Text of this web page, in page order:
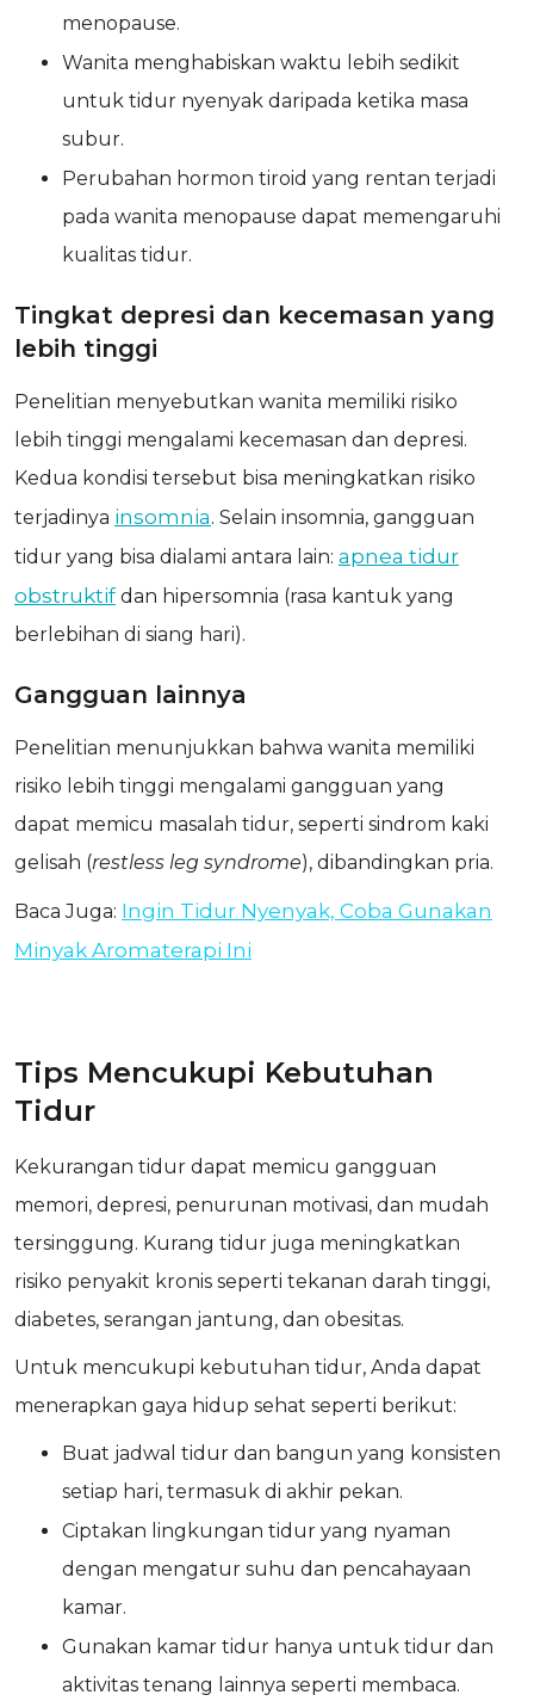
menopause.
Wanita menghabiskan waktu lebih sedikit
untuk tidur nyenyak daripada ketika masa
subur.
Perubahan hormon tiroid yang rentan terjadi
pada wanita menopause dapat memengaruhi
kualitas tidur.
Tingkat depresi dan kecemasan yang
lebih tinggi
Penelitian menyebutkan wanita memiliki risiko
lebih tinggi mengalami kecemasan dan depresi.
Kedua kondisi tersebut bisa meningkatkan risiko
terjadinya insomnia. Selain insomnia, gangguan
tidur yang bisa dialami antara lain: apnea tidur
obstruktifdan hipersomnia (rasa kantuk yang
berlebihan di siang hari).
Gangguan lainnya
Penelitian menunjukkan bahwa wanita memiliki
risiko lebih tinggi mengalami gangguan yang
dapat memicu masalah tidur, seperti sindrom kaki
gelisah (restless leg syndrome), dibandingkan pria.
Baca Juga: Ingin Tidur Nyenyak, Coba Gunakan
Minyak Aromaterapi Ini
Tips Mencukupi Kebutuhan
Tidur
Kekurangan tidur dapat memicu gangguan
memori, depresi, penurunan motivasi, dan mudah
tersinggung. Kurang tidur juga meningkatkan
risiko penyakit kronis seperti tekanan darah tinggi,
diabetes, serangan jantung, dan obesitas.
Untuk mencukupi kebutuhan tidur, Anda dapat
menerapkan gaya hidup sehat seperti berikut:
Buat jadwal tidur dan bangun yang konsisten
setiap hari, termasuk di akhir pekan.
Ciptakan lingkungan tidur yang nyaman
dengan mengatur suhu dan pencahayaan
kamar.
Gunakan kamar tidur hanya untuk tidur dan
aktivitas tenang lainnya seperti membaca.